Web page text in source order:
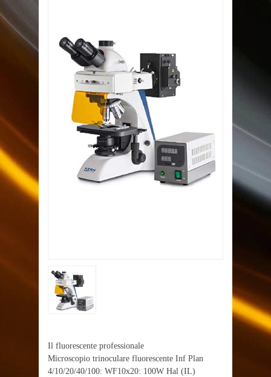
Il fluorescente professionale
Microscopio trinoculare fluorescente Inf Plan
4/10/20/40/100: WF10x20: 100W Hal (IL)